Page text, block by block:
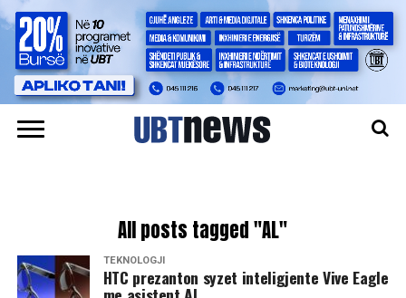
All posts tagged "AL"
TEKNOLOGJI
HTC prezanton syzet inteligjente Vive Eagle